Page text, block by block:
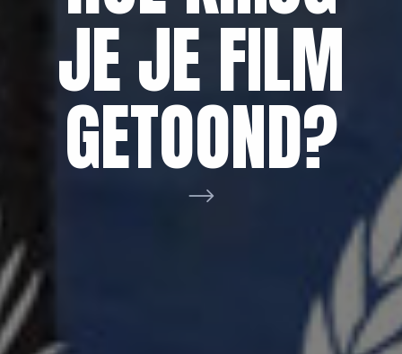
DE
JE JE FILM
GETOOND?
NETWERK
BRABANT